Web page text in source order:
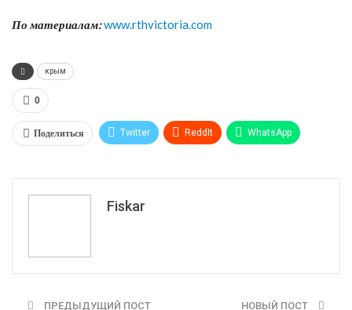
По материалам:www.rthvictoria.com
крым
0
Поделиться Twitter ReddIt WhatsApp
Telegram
Fiskar
ПРЕДЫДУЩИЙ ПОСТ НОВЫЙ ПОСТ